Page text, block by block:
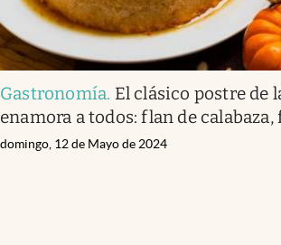
Gastronomía. El clásico postre de
enamora a todos: flan de
domingo, 12 de Mayo de 2024